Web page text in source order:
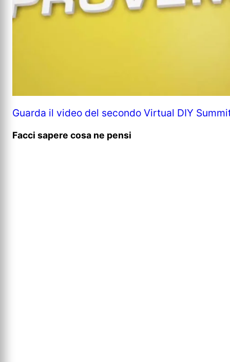
Guarda il video del secondo Virtual DIY
Facci sapere cosa ne pensi